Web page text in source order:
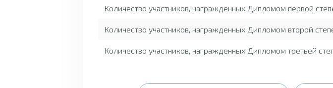
Количество участников, награжденных Дипломом первой
Количество участников, награжденных Дипломом второй
Количество участников, награжденных Дипломом третьей